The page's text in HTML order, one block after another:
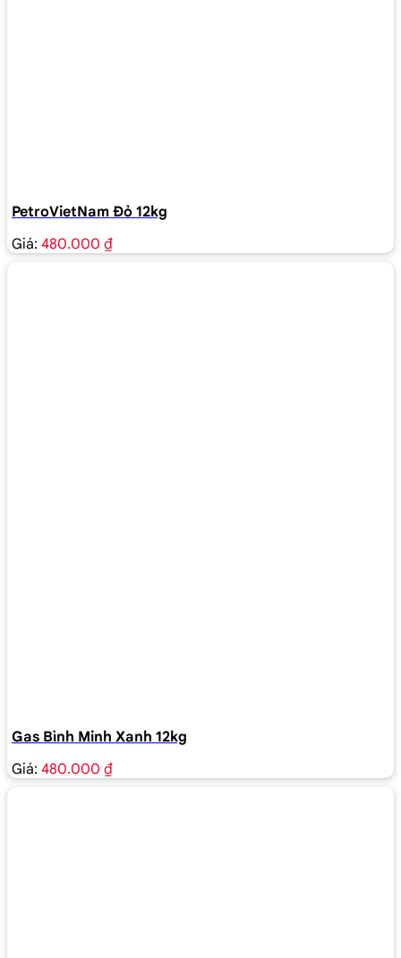
PetroVietNam Đỏ 12kg
Giá: 480.000 ₫
Gas Bình Minh Xanh 12kg
Giá: 480.000 ₫